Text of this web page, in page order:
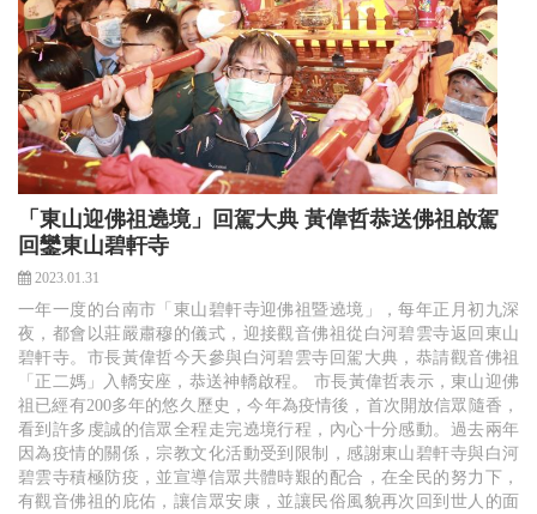
「東山迎佛祖遶境」回駕大典 黃偉哲恭送佛祖啟駕
回鑾東山碧軒寺
2023.01.31
一年一度的台南市「東山碧軒寺迎佛祖暨遶境」，每年正月初九深
夜，都會以莊嚴肅穆的儀式，迎接觀音佛祖從白河碧雲寺返回東山
碧軒寺。市長黃偉哲今天參與白河碧雲寺回駕大典，恭請觀音佛祖
「正二媽」入轎安座，恭送神轎啟程。 市長黃偉哲表示，東山迎佛
祖已經有200多年的悠久歷史，今年為疫情後，首次開放信眾隨香，
看到許多虔誠的信眾全程走完遶境行程，內心十分感動。過去兩年
因為疫情的關係，宗教文化活動受到限制，感謝東山碧軒寺與白河
碧雲寺積極防疫，並宣導信眾共體時艱的配合，在全民的努力下，
有觀音佛祖的庇佑，讓信眾安康，並讓民俗風貌再次回到世人的面